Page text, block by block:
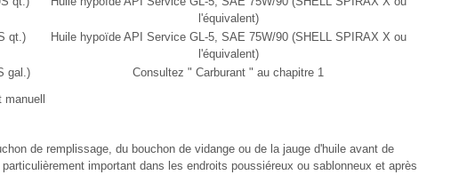
l'équivalent)
qt.)
Huile hypoïde API Service GL-5, SAE 75W/90 (SHELL SPIRAX X ou
l'équivalent)
gal.)
Consultez " Carburant " au chapitre 1
de remplissage, du bouchon de vidange ou de la jauge d'huile avant de
important dans les endroits poussiéreux ou sablonneux et après